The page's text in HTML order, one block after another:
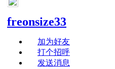
freonsize33
加为好友
打个招呼
发送消息